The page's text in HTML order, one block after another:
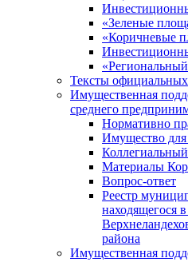
«Зеленые
«Коричневые
Тексты
Имущественная
среднего
Нормативно
Имущество для
Материалы
Вопрос-ответ
Реестр
находящегося
района
Имущественная